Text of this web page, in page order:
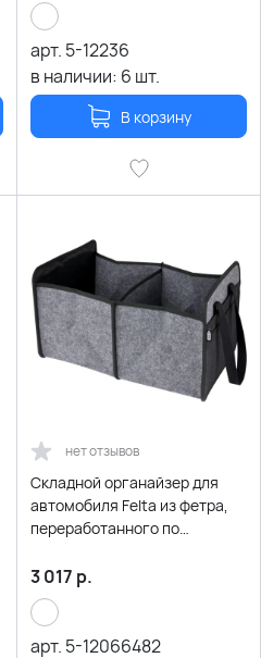
арт. 5-12236
в наличии: 6 шт.
В корзину
нет отзывов
Складной органайзер для
автомобиля Felta из фетра,
переработанного по
серый
3 017 р.
арт. 5-12066482